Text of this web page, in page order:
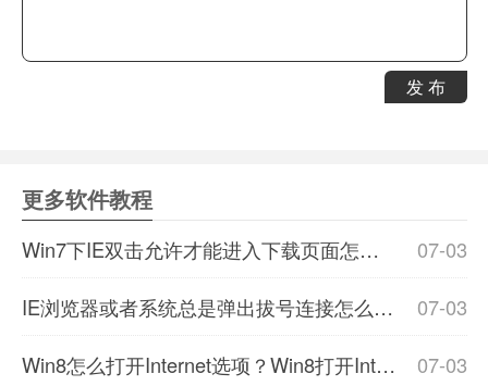
发 布
更多软件教程
07-03
Win7下IE双击允许才能进入下载页面怎么办？解决的方法介绍
07-03
IE浏览器或者系统总是弹出拔号连接怎么办？解决办法分享
07-03
Win8怎么打开Internet选项？Win8打开Internet选项有哪些方法？